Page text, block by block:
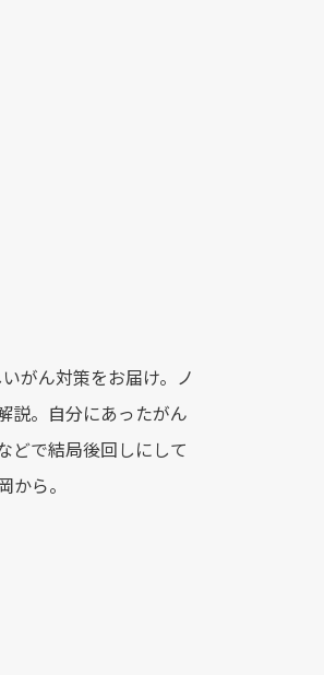
がん対策をお届け。ノ
説。自分にあったがん
どで結局後回しにして
ら。